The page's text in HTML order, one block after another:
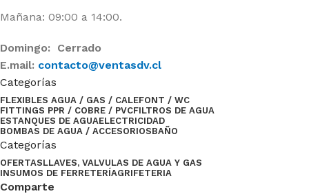
Mañana: 09:00 a 14:00.
Domingo: Cerrado
E.mail: contacto@ventasdv.cl
Categorías
FLEXIBLES AGUA / GAS / CALEFONT / WC
FITTINGS PPR / COBRE / PVCFILTROS DE AGUA
ESTANQUES DE AGUAELECTRICIDAD
BOMBAS DE AGUA / ACCESORIOSBAÑO
Categorías
OFERTASLLAVES, VALVULAS DE AGUA Y GAS
INSUMOS DE FERRETERÍAGRIFETERIA
Comparte